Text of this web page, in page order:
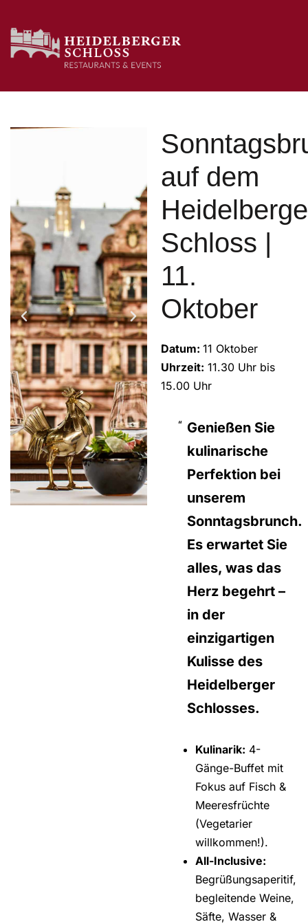
auf dem
Schloss |
11.
Oktober
Datum: 11 Oktober
Uhrzeit: 11.30 Uhr bis
15.00 Uhr
Genießen Sie
kulinarische
Perfektion bei
unserem
Sonntagsbrunch.
Es erwartet Sie
alles, was das
Herz begehrt –
in der
einzigartigen
Kulisse des
Heidelberger
Schlosses.
Kulinarik: 4-
Gänge-Buffet mit
Fokus auf Fisch &
Meeresfrüchte
(Vegetarier
willkommen!).
All-Inclusive:
Begrüßungsaperitif,
begleitende Weine,
Säfte, Wasser &